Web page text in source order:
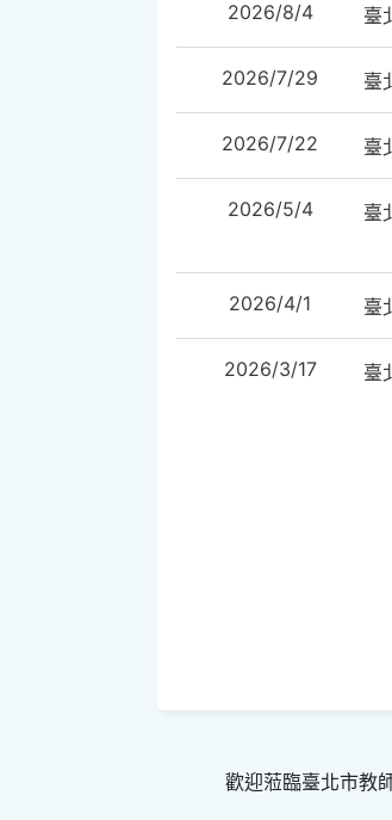
2026/8/4 臺
2026/7/29 臺
2026/7/22 臺
2026/5/4 臺
2026/4/1 臺
2026/3/17 臺
歡迎蒞臨臺北市